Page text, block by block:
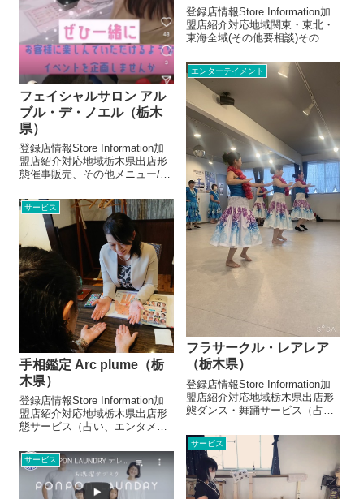
フェイシャルサロン アル
ブル・デ・ノエル（栃木
県）
登録店情報Store Information加
盟店紹介対応地域栃木県出店形
態催事販売、その他メニュー/販
その他ドリンク物販200円～500
円お店より自分自身もイベント
が大好きです！！大好きなイベ
ントに参加し、ご来...
登録店情報Store Information加
盟店紹介対応地域関東・東北・
東海全域(その他要相談)その場
るのではなく、既存のポップコ
ーンを袋詰めのみして提供する
方法であれば、許可取得の必要
がないため、全国どこへで...
エンターテイメント
フラサークル・レアレア
（栃木県）
登録店情報Store Information加
盟店紹介対応地域栃木県出店形
態ダンス・舞踊サービス（占
販売・取扱品目フラダンス（フ
ラ団体）お店よりフラダンス サ
ークルのレアレアです。13年目
になります。自分を、解...
サービス
手相鑑定 Arc plume（栃
木県）
登録店情報Store Information加
盟店紹介対応地域栃木県出店形
態サービス（占い、エンタメ系
取扱品目手相鑑定 15分1000円
※開運アドバイス付きお店より
あなたの夢が叶うまでトコトン
応援します！この店...
サービス
サービス